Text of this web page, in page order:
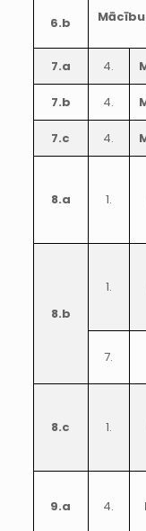
6.b
7.a 4.
7.b 4.
7.c 4.
8.a 1.
8.b
1.
7.
8.c 1.
9.a 4.